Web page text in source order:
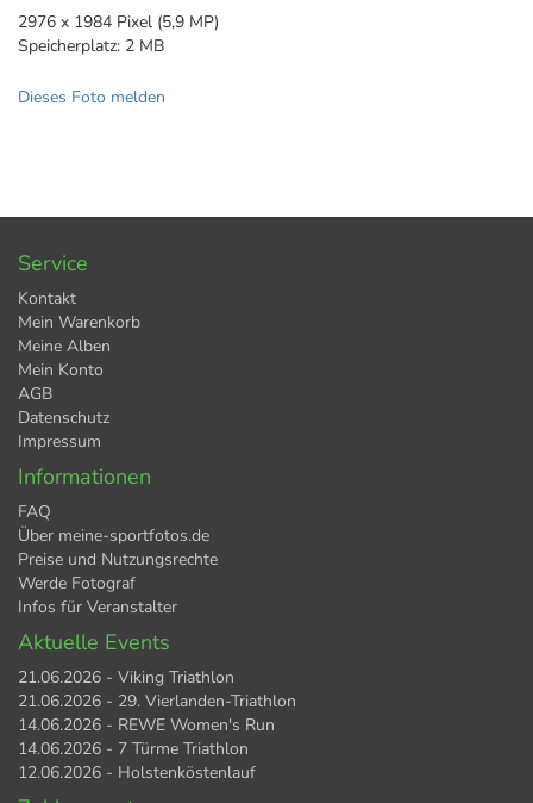
2976 x 1984 Pixel (5,9 MP)
Speicherplatz: 2 MB
Dieses Foto melden
Service
Kontakt
Mein Warenkorb
Meine Alben
Mein Konto
AGB
Datenschutz
Impressum
Informationen
FAQ
Über meine-sportfotos.de
Preise und Nutzungsrechte
Werde Fotograf
Infos für Veranstalter
Aktuelle Events
21.06.2026 - Viking Triathlon
21.06.2026 - 29. Vierlanden-Triathlon
14.06.2026 - REWE Women's Run
14.06.2026 - 7 Türme Triathlon
12.06.2026 - Holstenköstenlauf